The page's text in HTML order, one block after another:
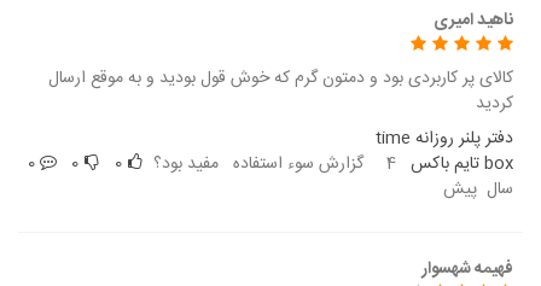
ناهید امیری
کالای پر کاربردی بود و دمتون گرم که خوش قول بودید و به موقع ارسال
کردید
دفتر پلنر روزانه time
box تایم باکس
4
سال پیش
گزارش سوء استفاده مفید بود؟ 0
0
0
فهیمه شهسوار